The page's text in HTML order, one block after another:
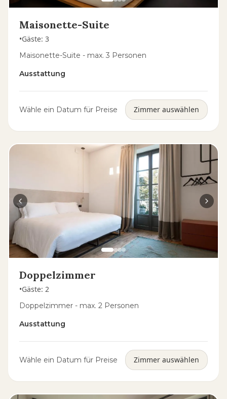
Maisonette-Suite
•Gäste: 3
Maisonette-Suite - max. 3 Personen
Ausstattung
Wähle ein Datum für Preise Zimmer auswählen
Doppelzimmer
•Gäste: 2
Doppelzimmer - max. 2 Personen
Ausstattung
Wähle ein Datum für Preise Zimmer auswählen